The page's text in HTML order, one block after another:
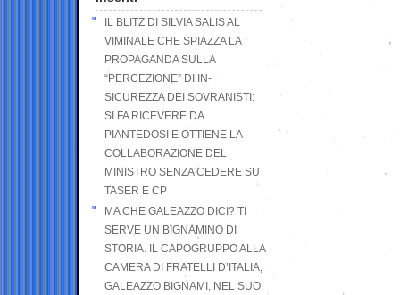
IL BLITZ DI SILVIA SALIS AL
VIMINALE CHE SPIAZZA LA
PROPAGANDA SULLA
“PERCEZIONE” DI IN-
SICUREZZA DEI SOVRANISTI:
SI FA RICEVERE DA
PIANTEDOSI E OTTIENE LA
COLLABORAZIONE DEL
MINISTRO SENZA CEDERE SU
TASER E CP
MA CHE GALEAZZO DICI? TI
SERVE UN BIGNAMINO DI
STORIA. IL CAPOGRUPPO ALLA
CAMERA DI FRATELLI D’ITALIA,
GALEAZZO BIGNAMI, NEL SUO